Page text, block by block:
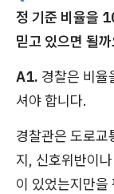
정 기준 비율을
믿고 있으면 될
A1. 경찰은 비율
셔야 합니다.
경찰관은 도로교
지, 신호위반이
이 있었는지만